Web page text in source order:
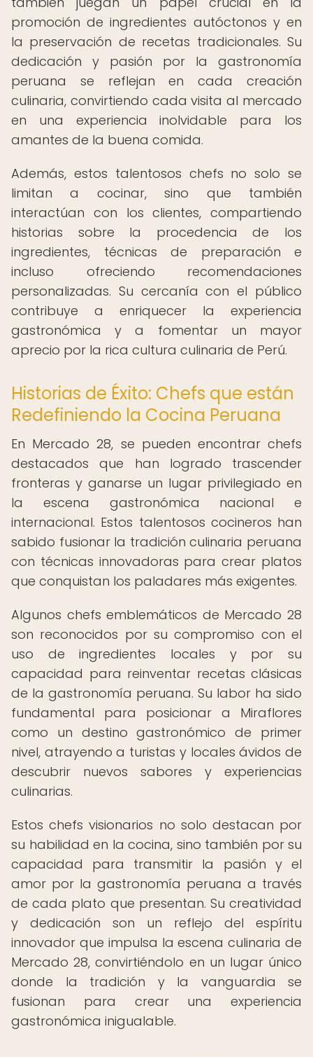
promoción de ingredientes autóctonos y en
la preservación de recetas tradicionales. Su
dedicación y pasión por la gastronomía
peruana se reflejan en cada creación
culinaria, convirtiendo cada visita al mercado
en una experiencia inolvidable para los
amantes de la buena comida.
Además, estos talentosos chefs no solo se
limitan a cocinar, sino que también
interactúan con los clientes, compartiendo
historias sobre la procedencia de los
ingredientes, técnicas de preparación e
incluso ofreciendo recomendaciones
personalizadas. Su cercanía con el público
contribuye a enriquecer la experiencia
gastronómica y a fomentar un mayor
aprecio por la rica cultura culinaria de Perú.
Historias de Éxito: Chefs que están
Redefiniendo la Cocina Peruana
En Mercado 28, se pueden encontrar chefs
destacados que han logrado trascender
fronteras y ganarse un lugar privilegiado en
la escena gastronómica nacional e
internacional. Estos talentosos cocineros han
sabido fusionar la tradición culinaria peruana
con técnicas innovadoras para crear platos
que conquistan los paladares más exigentes.
Algunos chefs emblemáticos de Mercado 28
son reconocidos por su compromiso con el
uso de ingredientes locales y por su
capacidad para reinventar recetas clásicas
de la gastronomía peruana. Su labor ha sido
fundamental para posicionar a Miraflores
como un destino gastronómico de primer
nivel, atrayendo a turistas y locales ávidos de
descubrir nuevos sabores y experiencias
culinarias.
Estos chefs visionarios no solo destacan por
su habilidad en la cocina, sino también por su
capacidad para transmitir la pasión y el
amor por la gastronomía peruana a través
de cada plato que presentan. Su creatividad
y dedicación son un reflejo del espíritu
innovador que impulsa la escena culinaria de
Mercado 28, convirtiéndolo en un lugar único
donde la tradición y la vanguardia se
fusionan para crear una experiencia
gastronómica inigualable.